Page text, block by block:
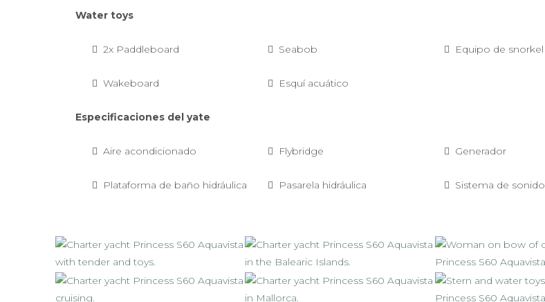
Water toys
2x Paddleboard Seabob Equipo de snorkel
Wakeboard Esquí acuático
Especificaciones del yate
Aire acondicionado Flybridge Generador
Plataforma de baño hidráulica Pasarela hidráulica Sistema de sonido